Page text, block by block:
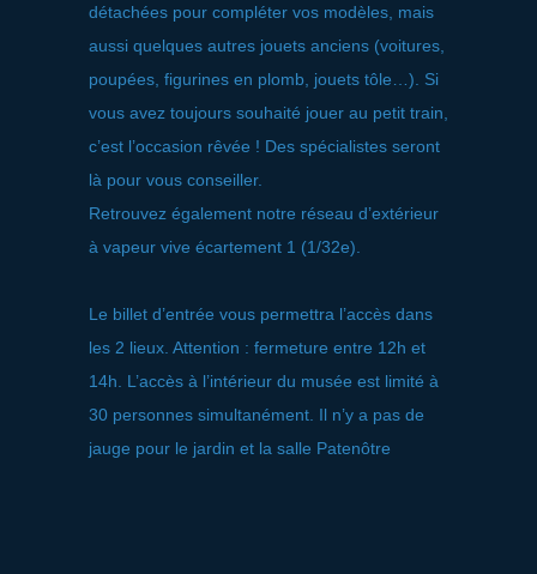
détachées pour compléter vos modèles, mais
aussi quelques autres jouets anciens (voitures,
poupées, figurines en plomb, jouets tôle…). Si
vous avez toujours souhaité jouer au petit train,
c’est l’occasion rêvée ! Des spécialistes seront
là pour vous conseiller.
Retrouvez également notre réseau d’extérieur
à vapeur vive écartement 1 (1/32e).
Le billet d’entrée vous permettra l’accès dans
les 2 lieux. Attention : fermeture entre 12h et
14h. L’accès à l’intérieur du musée est limité à
30 personnes simultanément. Il n’y a pas de
jauge pour le jardin et la salle Patenôtre